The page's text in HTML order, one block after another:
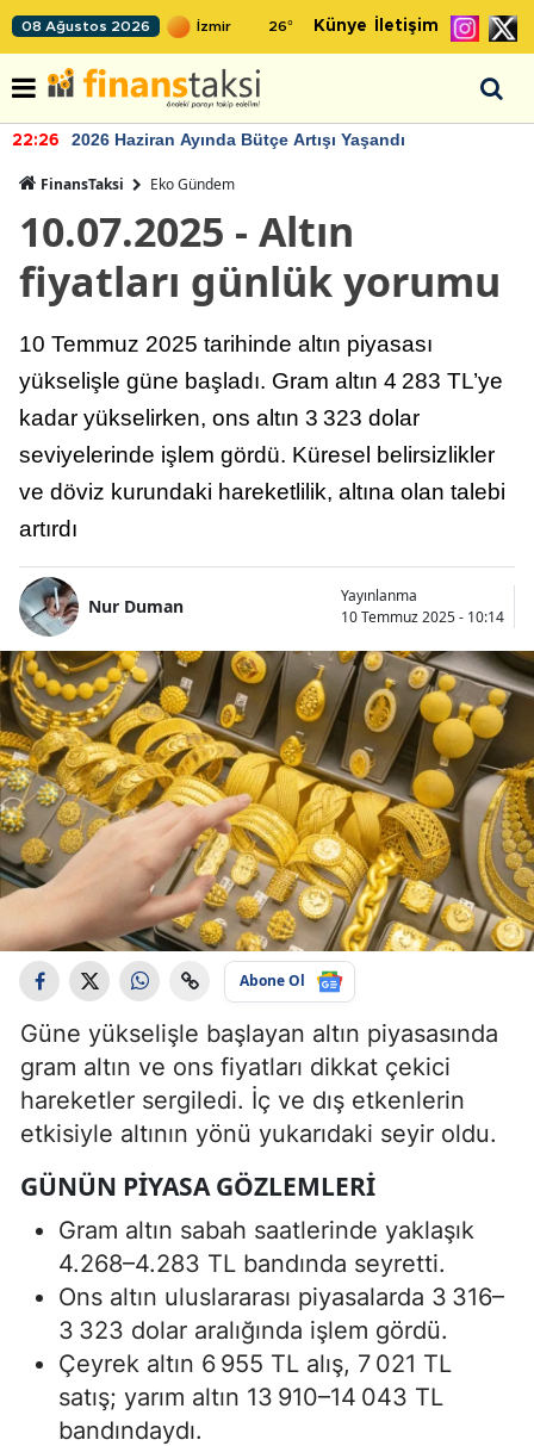
08 Ağustos 2026 26° Künye İletişim
22:26 2026 Haziran Ayında Bütçe Artışı Yaşandı
FinansTaksi Eko Gündem
10.07.2025 - Altın
fiyatları günlük yorumu
10 Temmuz 2025 tarihinde altın piyasası
yükselişle güne başladı. Gram altın 4 283 TL’ye
kadar yükselirken, ons altın 3 323 dolar
seviyelerinde işlem gördü. Küresel belirsizlikler
ve döviz kurundaki hareketlilik, altına olan talebi
artırdı
Nur Duman
Yayınlanma
10 Temmuz 2025 - 10:14
Abone Ol
Güne yükselişle başlayan altın piyasasında
gram altın ve ons fiyatları dikkat çekici
hareketler sergiledi. İç ve dış etkenlerin
etkisiyle altının yönü yukarıdaki seyir oldu.
GÜNÜN PIYASA GÖZLEMLERI
Gram altın sabah saatlerinde yaklaşık
4.268–4.283 TL bandında seyretti.
Ons altın uluslararası piyasalarda 3 316–
3 323 dolar aralığında işlem gördü.
Çeyrek altın 6 955 TL alış, 7 021 TL
satış; yarım altın 13 910–14 043 TL
bandındaydı.